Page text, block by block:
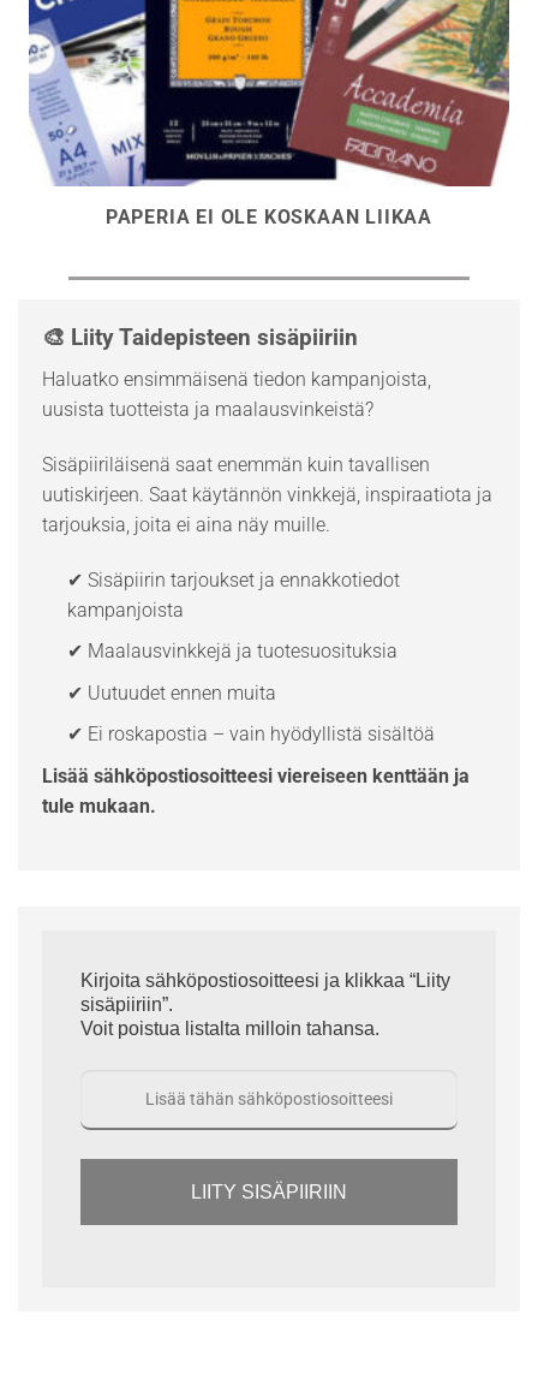
PAPERIA EI OLE KOSKAAN LIIKAA
🎨 Liity Taidepisteen sisäpiiriin
Haluatko ensimmäisenä tiedon kampanjoista,
uusista tuotteista ja maalausvinkeistä?
Sisäpiiriläisenä saat enemmän kuin tavallisen
uutiskirjeen. Saat käytännön vinkkejä, inspiraatiota ja
tarjouksia, joita ei aina näy muille.
✔ Sisäpiirin tarjoukset ja ennakkotiedot
kampanjoista
✔ Maalausvinkkejä ja tuotesuosituksia
✔ Uutuudet ennen muita
✔ Ei roskapostia – vain hyödyllistä sisältöä
Lisää sähköpostiosoitteesi viereiseen kenttään ja
tule mukaan.
Kirjoita sähköpostiosoitteesi ja klikkaa “Liity
sisäpiiriin”.
Voit poistua listalta milloin tahansa.
LIITY SISÄPIIRIIN